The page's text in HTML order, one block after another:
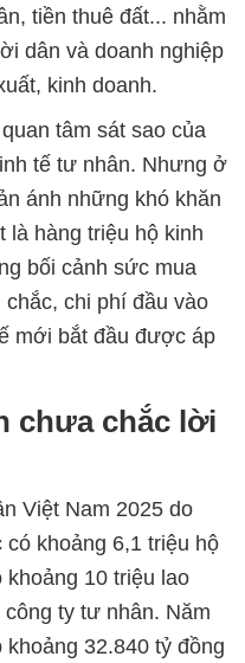
tiền thuê đất... nhằm
dân và doanh nghiệp
kinh doanh.
tâm sát sao của
tế tư nhân. Nhưng ở
ánh những khó khăn
là hàng triệu hộ kinh
bối cảnh sức mua
chi phí đầu vào
mới bắt đầu được áp
chưa chắc lời
Việt Nam 2025 do
khoảng 6,1 triệu hộ
khoảng 10 triệu lao
ty tư nhân. Năm
32.840 tỷ đồng